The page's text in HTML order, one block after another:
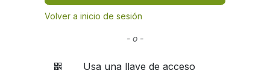
Volver a inicio de sesión
- o -
Usa una llave de acceso